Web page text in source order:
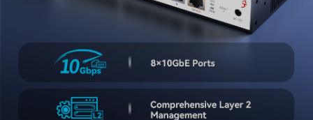
bedrijven en hogesnelheids-gamingnetwerken die op
zoek zijn naar industriële duurzaamheid.
6. Snelle toegang tot webbeheer
Om uw switch te configureren, stelt u uw netwerk-IP in
op 192.168.10.X (X=2-254, behalve 12) en opent u
192.168.10.12 in uw browser. Gebruik de standaard